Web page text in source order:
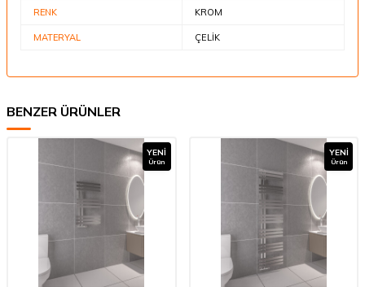
RENK KROM
MATERYAL ÇELİK
BENZER ÜRÜNLER
YENI
Ürün
YENI
Ürün